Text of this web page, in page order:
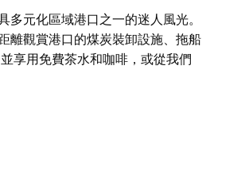
元化區域港口之一的迷人風光。
離觀賞港口的煤炭裝卸設施、拖船
享用免費茶水和咖啡，或從我們
觀賞港口的煤炭裝卸設施、拖船